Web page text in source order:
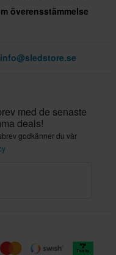
överensstämmelse
info@sledstore.se
med de senaste
deals!
godkänner du vår